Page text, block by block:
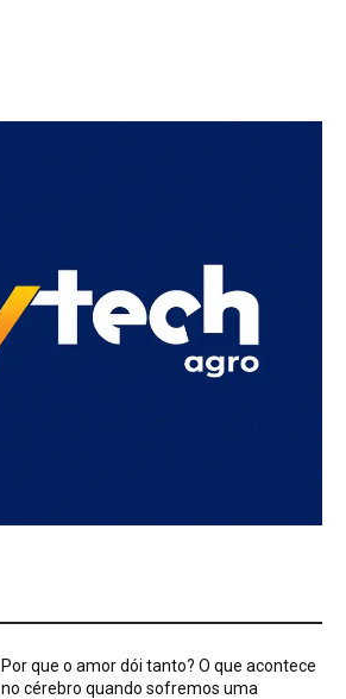
Por que o amor dói tanto? O que acontece
no cérebro quando sofremos uma